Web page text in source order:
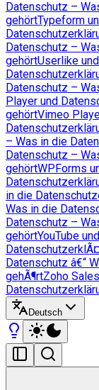
Datenschutz –
gehörtTypeform
Datenschutz –
gehörtUserlike
Datenschutz –
Player und
gehörtVimeo
– Was in die
Datenschutz –
gehörtWPForms
in die
Was in die
Datenschutz –
gehörtYouTube
Datenschutz â€“
gehÃ¶rtZoho
Deutsch